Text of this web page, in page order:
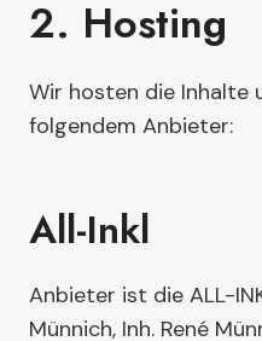
2. Hosting
Wir hosten die Inhalte
folgendem Anbieter:
All-Inkl
Anbieter ist die ALL-
Münnich, Inh. René